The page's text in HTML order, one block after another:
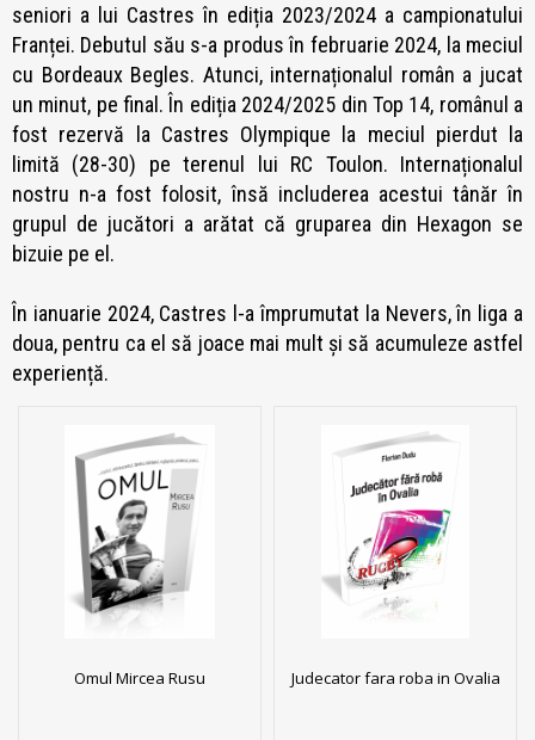
seniori a lui Castres în ediția 2023/2024 a campionatului
Franței. Debutul său s-a produs în februarie 2024, la meciul
cu Bordeaux Begles. Atunci, internaționalul român a jucat
un minut, pe final. În ediția 2024/2025 din Top 14, românul a
fost rezervă la Castres Olympique la meciul pierdut la
limită (28-30) pe terenul lui RC Toulon. Internaționalul
nostru n-a fost folosit, însă includerea acestui tânăr în
grupul de jucători a arătat că gruparea din Hexagon se
bizuie pe el.
În ianuarie 2024, Castres l-a împrumutat la Nevers, în liga a
doua, pentru ca el să joace mai mult și să acumuleze astfel
experiență.
Omul Mircea Rusu Judecator fara roba in Ovalia